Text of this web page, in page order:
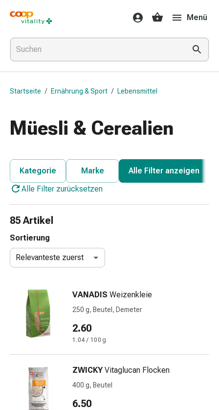
Medikamente
&
Gesundheit
Grippe
&
Erkältung
Grippe-
Erkältung
Medikamente
Bronchitis
Inhalationsgeräte
Schnupfen
Wund-
Elastische
Wundbinden
Fingerverbände
Fixationspflaster
Gazen
Kompressionsbinden
Pflasterbinden,
Tapes
Menü
Startseite / Ernährung & Sport / Lebensmittel
Müesli & Cerealien
Kategorie Marke
Alle Filter anzeigen
Alle Filter zurücksetzen
85 Artikel
Sortierung
Relevanteste zuerst
VANADIS Weizenkleie
250 g, Beutel, Demeter
2.60
1.04 / 100 g
ZWICKY Vitaglucan Flocken
400 g, Beutel
6.50